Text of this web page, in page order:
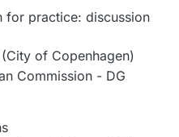
for practice: discussion
(City of Copenhagen)
Commission - DG